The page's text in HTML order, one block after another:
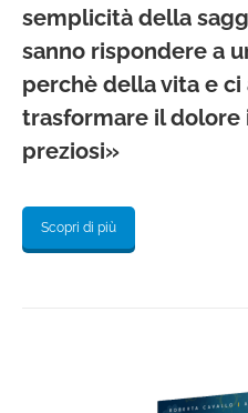
semplicità della
sanno rispondere a
perchè della vita e ci
trasformare il dolore
preziosi»
Scopri di più